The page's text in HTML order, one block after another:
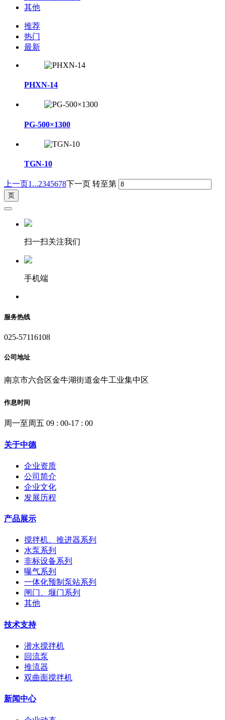
其他
推荐
热门
最新
PHXN-14
PG-500×1300
TGN-10
上一页1...2345678下一页 转至第
扫一扫关注我们
手机端
服务热线
025-57116108
公司地址
南京市六合区金牛湖街道金牛工业集中区
作息时间
周一至周五 09 : 00-17 : 00
关于中德
企业资质
公司简介
企业文化
发展历程
产品展示
搅拌机、推进器系列
水泵系列
非标设备系列
曝气系列
一体化预制泵站系列
闸门、堰门系列
其他
技术支持
潜水搅拌机
回流泵
推流器
双曲面搅拌机
新闻中心